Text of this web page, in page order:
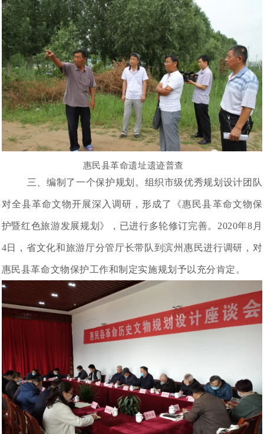
惠民县革命遗址遗迹普查
三、编制了一个保护规划。组织市级优秀规划设计团队
对全县革命文物开展深入调研，形成了《惠民县革命文物保
护暨红色旅游发展规划》，已进行多轮修订完善。2020年8月
4日，省文化和旅游厅分管厅长带队到滨州惠民进行调研，对
惠民县革命文物保护工作和制定实施规划予以充分肯定。